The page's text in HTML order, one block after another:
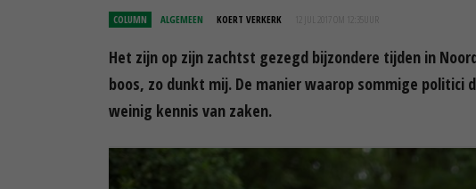
COLUMN ALGEMEEN KOERT VERKERK 12 JUL 2017 OM 12:35
Het zijn op zijn zachtst gezegd bijzondere tijden in
boos, zo dunkt mij. De manier waarop sommige
weinig kennis van zaken.